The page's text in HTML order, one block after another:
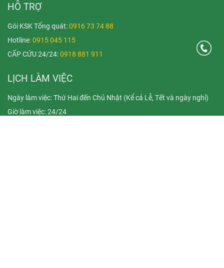
HỖ TRỢ
Gói KSK Tổng quát:0916 73 74 88
Hotline: 0915 045 115
CẤP CỨU 24/24:0918 881 911
LỊCH LÀM VIỆC
Ngày làm việc: Thứ Hai đến Chủ Nhật (Kể cả Lễ, Tết và ngày nghỉ)
Giờ làm việc: 24/24